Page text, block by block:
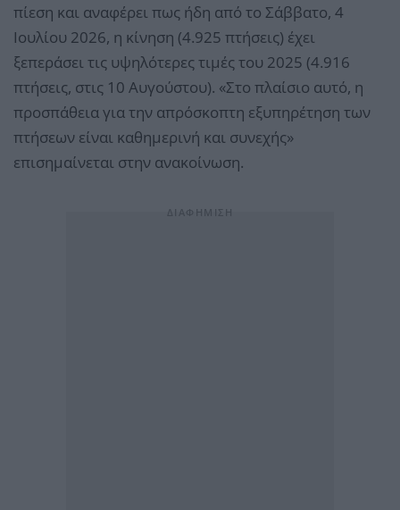
πίεση και αναφέρει πως ήδη από το Σάββατο, 4
Ιουλίου 2026, η κίνηση (4.925 πτήσεις) έχει
ξεπεράσει τις υψηλότερες τιμές του 2025 (4.916
πτήσεις, στις 10 Αυγούστου). «Στο πλαίσιο αυτό, η
προσπάθεια για την απρόσκοπτη εξυπηρέτηση των
πτήσεων είναι καθημερινή και συνεχής»
επισημαίνεται στην ανακοίνωση.